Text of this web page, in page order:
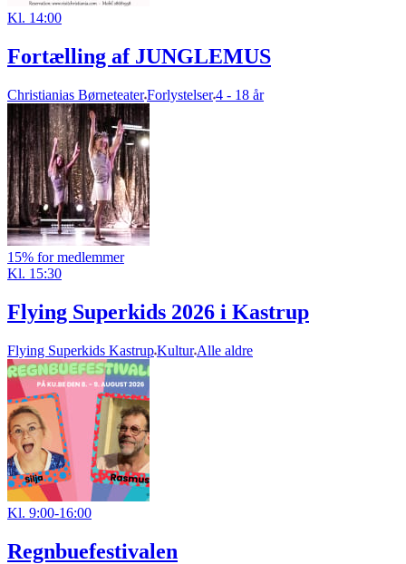
Kl. 14:00
Fortælling af JUNGLEMUS
Christianias BørneteaterForlystelser4 - 18 år
15% for medlemmer
Kl. 15:30
Flying Superkids 2026 i Kastrup
Flying Superkids KastrupKultur Alle aldre
Kl. 9:00-16:00
Regnbuefestivalen